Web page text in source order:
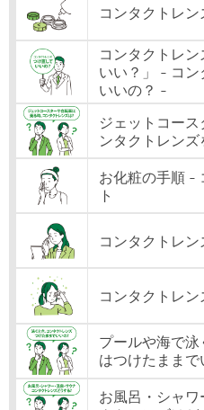
コンタクトレ
コンタクトレ
いい？」 - コ
いいの？ -
ジェットコー
ンタクトレン
お化粧の手順 -
ト
コンタクトレ
コンタクトレ
プールや海で
はつけたままで
お風呂・シャ